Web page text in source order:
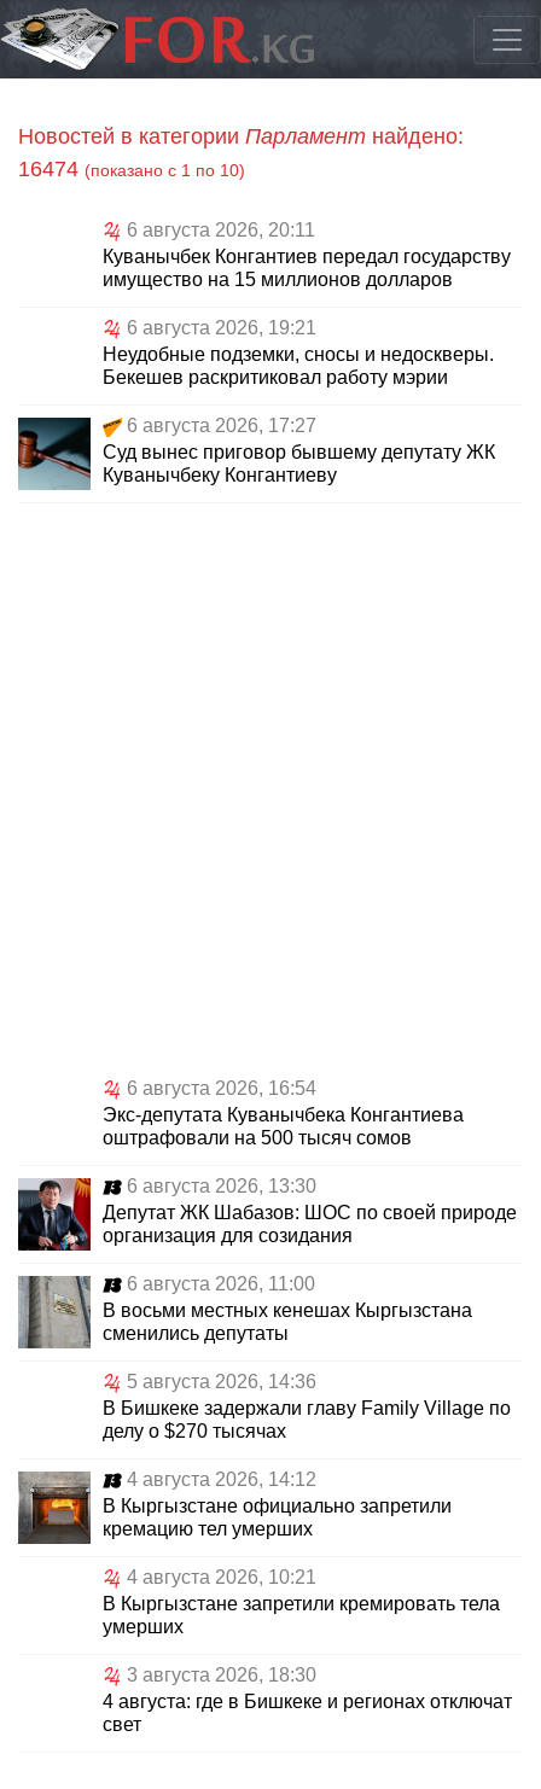
Новостей в категории Парламент найдено:
16474 (показано с 1 по 10)
6 августа 2026, 20:11
Куванычбек Конгантиев передал государству
имущество на 15 миллионов долларов
6 августа 2026, 19:21
Неудобные подземки, сносы и недоскверы.
Бекешев раскритиковал работу мэрии
6 августа 2026, 17:27
Суд вынес приговор бывшему депутату ЖК
Куванычбеку Конгантиеву
6 августа 2026, 16:54
Экс-депутата Куванычбека Конгантиева
оштрафовали на 500 тысяч сомов
6 августа 2026, 13:30
Депутат ЖК Шабазов: ШОС по своей природе
организация для созидания
6 августа 2026, 11:00
В восьми местных кенешах Кыргызстана
сменились депутаты
5 августа 2026, 14:36
В Бишкеке задержали главу Family Village по
делу о $270 тысячах
4 августа 2026, 14:12
В Кыргызстане официально запретили
кремацию тел умерших
4 августа 2026, 10:21
В Кыргызстане запретили кремировать тела
умерших
3 августа 2026, 18:30
4 августа: где в Бишкеке и регионах отключат
свет